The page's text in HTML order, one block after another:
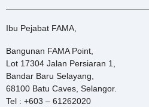
Ibu Pejabat FAMA,
Bangunan FAMA Point,
Lot 17304 Jalan Persiaran 1,
Bandar Baru Selayang,
68100 Batu Caves, Selangor.
Tel : +603 – 61262020